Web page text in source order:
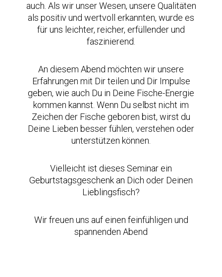
auch. Als wir unser Wesen, unsere Qualitäten
als positiv und wertvoll erkannten, wurde es
für uns leichter, reicher, erfüllender und
faszinierend.
An diesem Abend möchten wir unsere
Erfahrungen mit Dir teilen und Dir Impulse
geben, wie auch Du in Deine Fische-Energie
kommen kannst. Wenn Du selbst nicht im
Zeichen der Fische geboren bist, wirst du
Deine Lieben besser fühlen, verstehen oder
unterstützen können.
Vielleicht ist dieses Seminar ein
Geburtstagsgeschenk an Dich oder Deinen
Lieblingsfisch?
Wir freuen uns auf einen feinfühligen und
spannenden Abend